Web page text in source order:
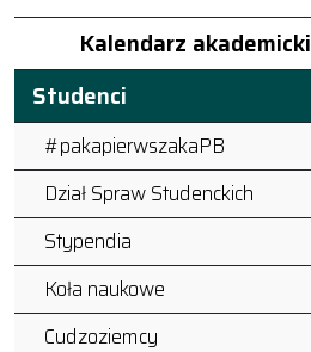
Kalendarz akademicki
Studenci
#pakapierwszakaPB
Dział Spraw Studenckich
Stypendia
Koła naukowe
Cudzoziemcy